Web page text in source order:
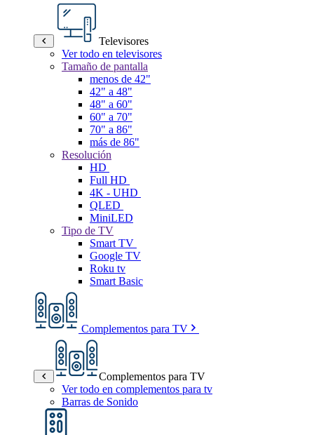
Televisores
Ver todo en televisores
Tamaño de pantalla
menos de 42"
42" a 48"
48" a 60"
60" a 70"
70" a 86"
más de 86"
Resolución
HD
Full HD
4K - UHD
QLED
MiniLED
Tipo de TV
Smart TV
Google TV
Roku tv
Smart Basic
Complementos para TV
Complementos para TV
Ver todo en complementos para tv
Barras de Sonido